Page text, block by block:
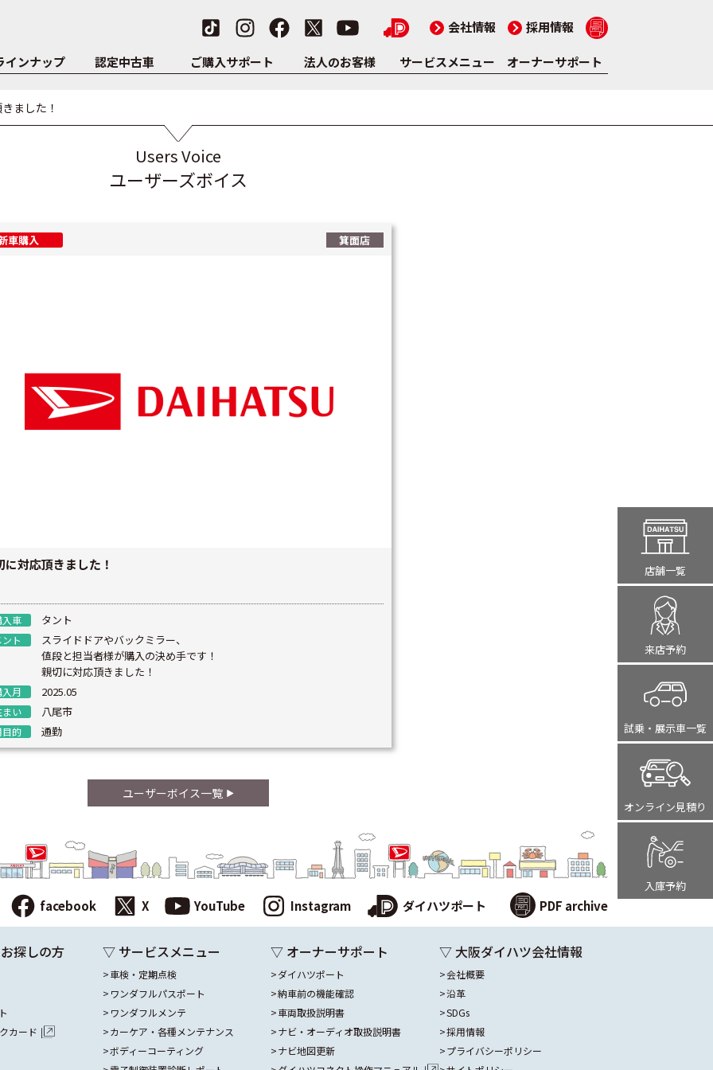
会社情報 採用情報
インナップ 認定中古車 ご購入サポート 法人のお客様 サービスメニュー オーナーサポート
店舗一覧
来店予約
試乗・展示車一覧
オンライン見積り
入庫予約
ました！
Users Voice
ユーザーズボイス
車購入 箕面店
に対応頂きました！
入車 タント
ト
スライドドアやバックミラー、
値段と担当者様が購入の決め手です！
親切に対応頂きました！
入月 2025.05
まい 八尾市
的 通勤
ユーザーボイス一覧
facebook X YouTube Instagram ダイハツポート PDF archive
探しの方
カード
▽ サービスメニュー
車検・定期点検
ワンダフルパスポート
ワンダフルメンテ
カーケア・各種メンテナンス
ボディーコーティング
▽ オーナーサポート
ダイハツポート
納車前の機能確認
車両取扱説明書
ナビ・オーディオ取扱説明書
ナビ地図更新
▽ 大阪ダイハツ会社情報
会社概要
沿革
SDGs
採用情報
プライバシーポリシー